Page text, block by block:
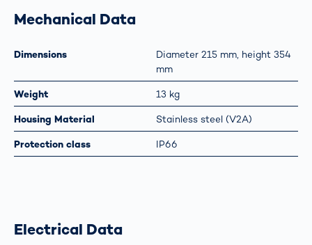
Mechanical Data
Dimensions
Diameter 215 mm, height 354
mm
Weight 13 kg
Housing Material Stainless steel (V2A)
Protection class IP66
Electrical Data